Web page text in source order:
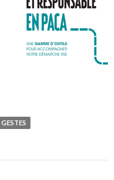
GESTES